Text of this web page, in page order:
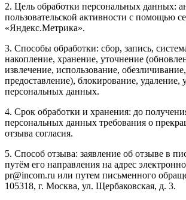
2. Цель обработки персональных данных:
пользовательской активности с помощью
«Яндекс.Метрика».
3. Способы обработки: сбор, запись,
накопление, хранение, уточнение
извлечение, использование,
предоставление), блокирование, удаление,
персональных данных.
4. Срок обработки и хранения: до
персональных данных требования о
отзыва согласия.
5. Способ отзыва: заявление об отзыве в
путём его направления на адрес
pr@incom.ru или путем письменного
105318, г. Москва, ул. Щербаковская, д. 3.